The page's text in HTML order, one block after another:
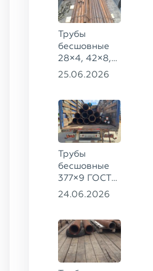
Трубы
бесшовные
28×4, 42×8,
73×14,
20
25.06.2026
Трубы
бесшовные
377×9 ГОСТ
8732-78, ст.
24.06.2026